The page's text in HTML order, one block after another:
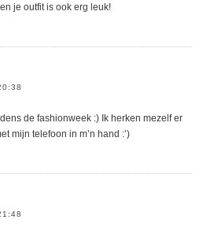
je outfit is ook erg leuk!
de fashionweek :) Ik herken mezelf er
mijn telefoon in m’n hand :’)